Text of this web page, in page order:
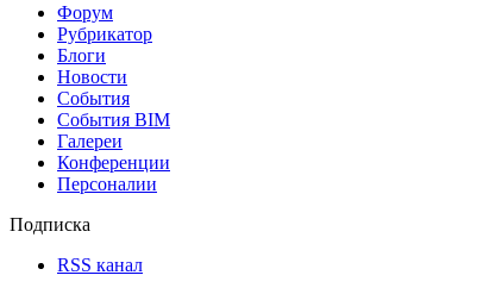
Форум
Рубрикатор
Блоги
Новости
События
События BIM
Галереи
Конференции
Персоналии
Подписка
RSS канал